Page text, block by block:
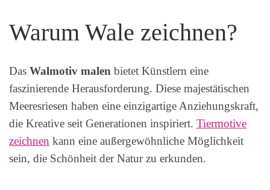
Warum Wale zeichnen?
Das Walmotiv malen bietet Künstlern eine
faszinierende Herausforderung. Diese majestätischen
Meeresriesen haben eine einzigartige Anziehungskraft,
die Kreative seit Generationen inspiriert. Tiermotive
zeichnen kann eine außergewöhnliche Möglichkeit
sein, die Schönheit der Natur zu erkunden.